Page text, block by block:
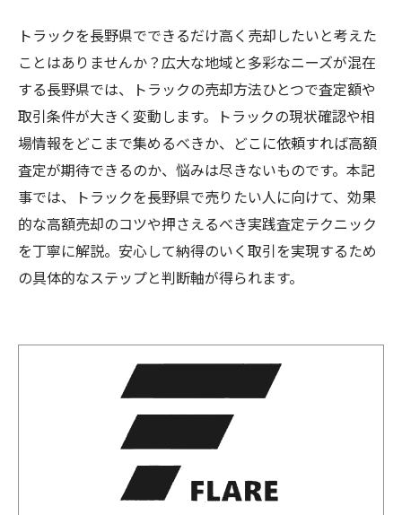
トラックを長野県でできるだけ高く売却したいと考えた
ことはありませんか？広大な地域と多彩なニーズが混在
する長野県では、トラックの売却方法ひとつで査定額や
取引条件が大きく変動します。トラックの現状確認や相
場情報をどこまで集めるべきか、どこに依頼すれば高額
査定が期待できるのか、悩みは尽きないものです。本記
事では、トラックを長野県で売りたい人に向けて、効果
的な高額売却のコツや押さえるべき実践査定テクニック
を丁寧に解説。安心して納得のいく取引を実現するため
の具体的なステップと判断軸が得られます。